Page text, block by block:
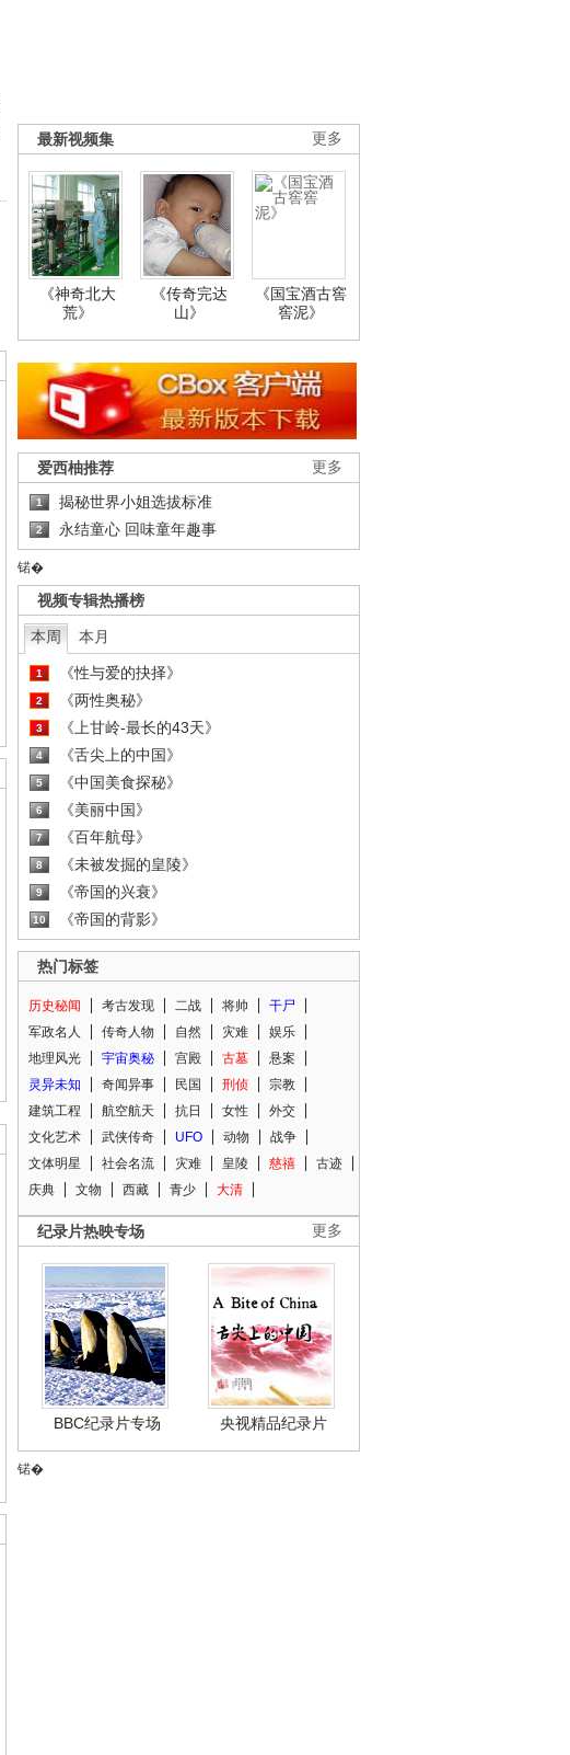
更多
最新视频集
《神奇北大
荒》
《传奇完达
山》
《国宝酒古窖
窖泥》
更多
爱西柚推荐
1 揭秘世界小姐选拔标准
2 永结童心 回味童年趣事
锘�
视频专辑热播榜
本周 本月
1 《性与爱的抉择》
2 《两性奥秘》
3 《上甘岭-最长的43天》
4 《舌尖上的中国》
5 《中国美食探秘》
6 《美丽中国》
7 《百年航母》
8 《未被发掘的皇陵》
9 《帝国的兴衰》
10 《帝国的背影》
热门标签
历史秘闻 考古发现 二战 将帅
干尸
军政名人
传奇人物 自然 灾难
娱乐
地理风光
宇宙奥秘 宫殿 古墓
悬案
灵异未知
奇闻异事 民国 刑侦
宗教
建筑工程
航空航天 抗日 女性
外交
文化艺术
武侠传奇 UFO 动物
战争
文体明星
社会名流 灾难 皇陵 慈禧
古迹
庆典
文物 西藏 青少 大清
更多
纪录片热映专场
BBC纪录片专场 央视精品纪录片
锘�